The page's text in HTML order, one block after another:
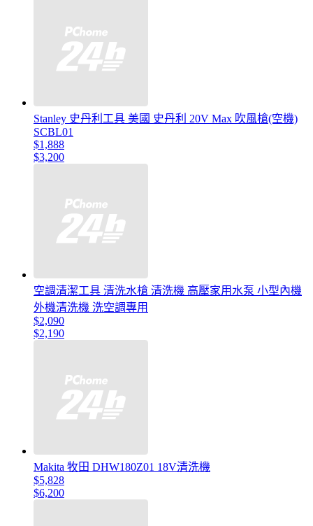
Stanley 史丹利工具 美國 史丹利 20V Max 吹風槍(空機)
SCBL01
$1,888
$3,200
空調清潔工具 清洗水槍 清洗機 高壓家用水泵 小型內機
外機清洗機 洗空調專用
$2,090
$2,190
Makita 牧田 DHW180Z01 18V清洗機
$5,828
$6,200